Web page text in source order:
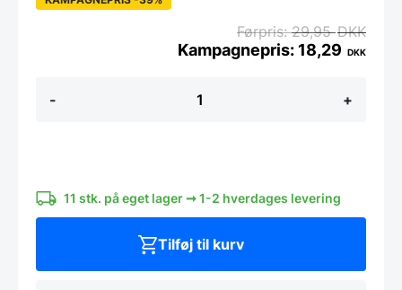
-
for
antal
+
29,95DKK
18,29 DKK
11 stk. på eget lager ➞ 1-2 hverdages levering
Tilføj til kurv